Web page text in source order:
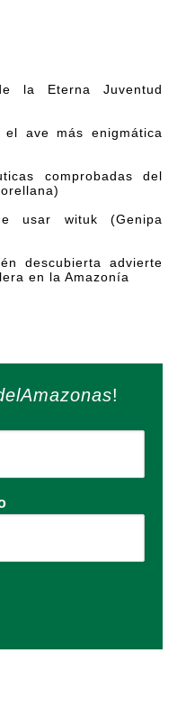
la Eterna Juventud
ave más enigmática
comprobadas del
usar wituk (Genipa
descubierta advierte
en la Amazonía
!